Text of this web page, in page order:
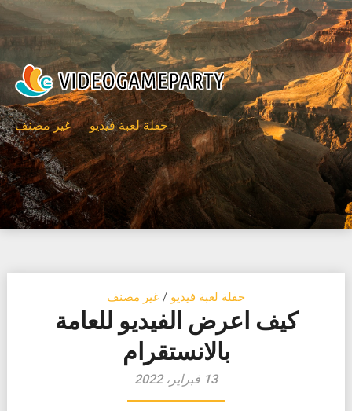
Skip
to
content
حفلة لعبة فيديو غير مصنف
حفلة لعبة فيديو / غير مصنف
كيف اعرض الفيديو للعامة
بالانستقرام
13 فبراير، 2022